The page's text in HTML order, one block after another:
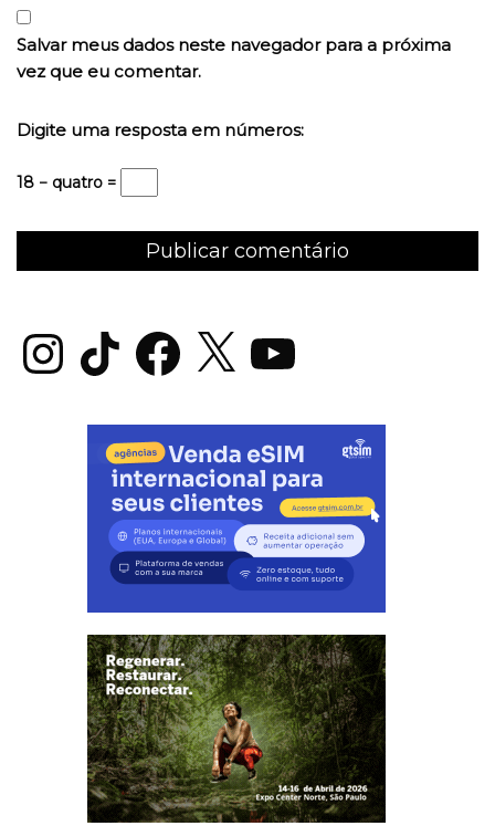
Salvar meus dados neste navegador para a próxima
vez que eu comentar.
Digite uma resposta em números:
18 − quatro =
InstagramTikTok Facebook
X YouTube